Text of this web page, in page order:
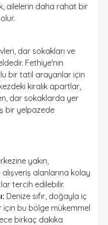
ailelerin daha rahat bir
dar sokakları ve
Fethiye'nin
bir tatil arayanlar için
kiralık apartlar,
dar sokaklarda yer
bir yelpazede
yakın,
alanlarına kolay
tercih edilebilir.
Denize sıfır, doğayla iç
bu bölge mükemmel
birkaç dakika